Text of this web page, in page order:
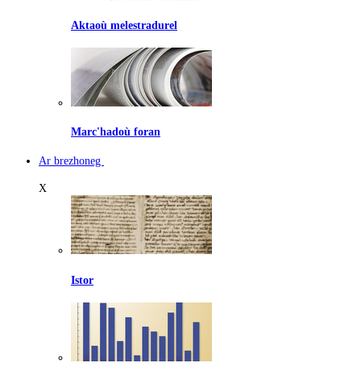
Aktaoù melestradurel
Marc'hadoù foran
Ar brezhoneg
X
Istor